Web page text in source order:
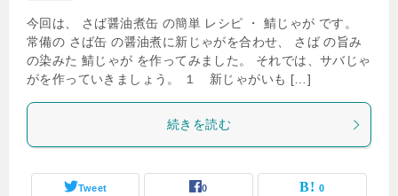
今回は、 さば醤油煮缶 の簡単 レシピ ・ 鯖じゃが です。
常備の さば缶 の醤油煮に新じゃがを合わせ、 さば の旨み
の染みた 鯖じゃが を作ってみました。 それでは、サバじゃ
がを作っていきましょう。 １ 新じゃがいも […]
続きを読む
Tweet 0 0